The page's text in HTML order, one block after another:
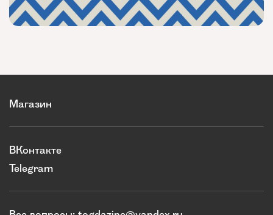
Магазин
ВКонтакте
Telegram